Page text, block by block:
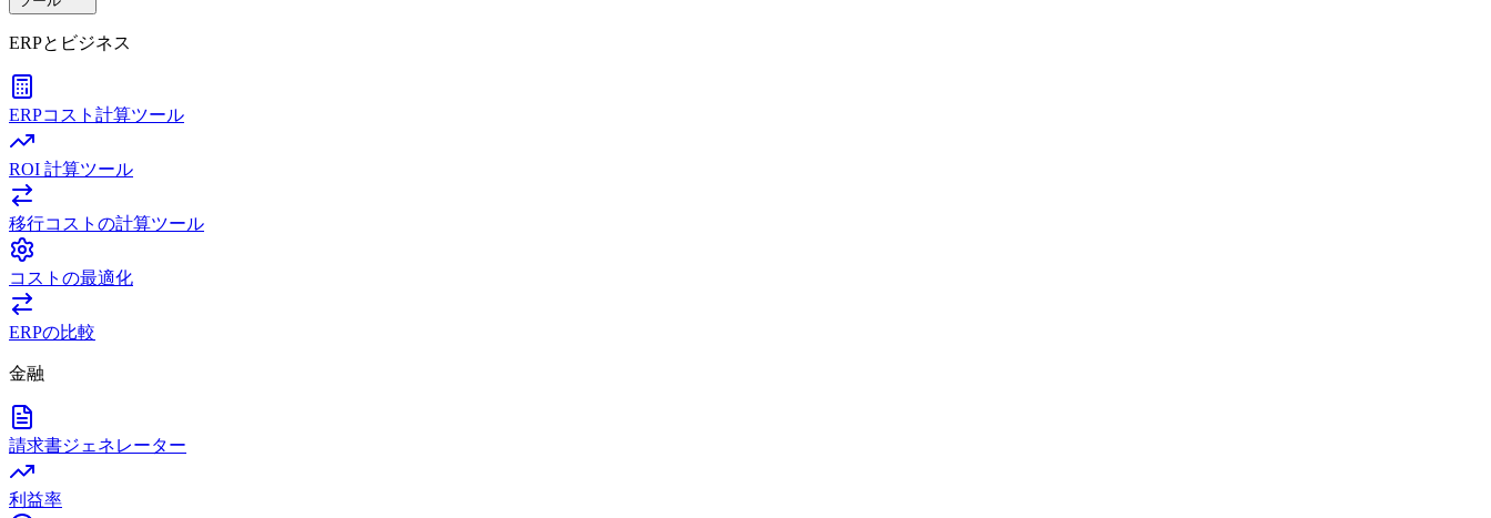
ERPとビジネス
ERPコスト計算ツール
ROI 計算ツール
移行コストの計算ツール
コストの最適化
ERPの比較
金融
請求書ジェネレーター
利益率